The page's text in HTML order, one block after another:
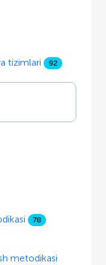
tizimlari 92
78
metodikasi